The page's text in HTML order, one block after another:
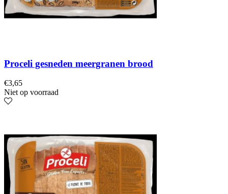
Proceli gesneden meergranen brood
€3,65
Niet op voorraad